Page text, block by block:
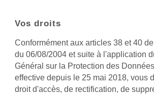
Vos droits
Conformément aux articles 38 et 40
du 06/08/2004 et suite à l'application
Général sur la Protection des
effective depuis le 25 mai 2018, vous
droit d'accès, de rectification, de